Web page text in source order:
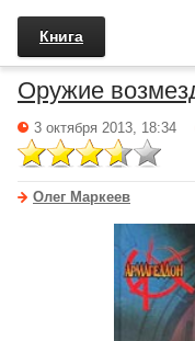
Книга
Оружие
3 октября 2013, 18:34
Олег Маркеев